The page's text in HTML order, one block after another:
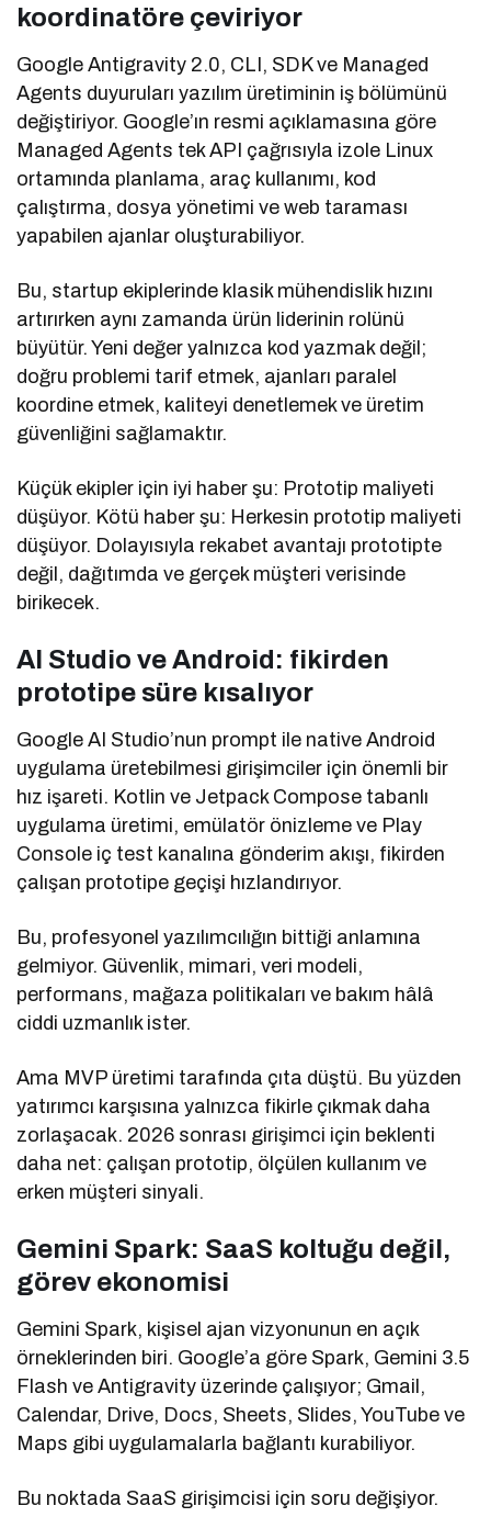
koordinatöre çeviriyor
Google Antigravity 2.0, CLI, SDK ve Managed
Agents duyuruları yazılım üretiminin iş bölümünü
değiştiriyor. Google’ın resmi açıklamasına göre
Managed Agents tek API çağrısıyla izole Linux
ortamında planlama, araç kullanımı, kod
çalıştırma, dosya yönetimi ve web taraması
yapabilen ajanlar oluşturabiliyor.
Bu, startup ekiplerinde klasik mühendislik hızını
artırırken aynı zamanda ürün liderinin rolünü
büyütür. Yeni değer yalnızca kod yazmak değil;
doğru problemi tarif etmek, ajanları paralel
koordine etmek, kaliteyi denetlemek ve üretim
güvenliğini sağlamaktır.
Küçük ekipler için iyi haber şu: Prototip maliyeti
düşüyor. Kötü haber şu: Herkesin prototip maliyeti
düşüyor. Dolayısıyla rekabet avantajı prototipte
değil, dağıtımda ve gerçek müşteri verisinde
birikecek.
AI Studio ve Android: fikirden
prototipe süre kısalıyor
Google AI Studio’nun prompt ile native Android
uygulama üretebilmesi girişimciler için önemli bir
hız işareti. Kotlin ve Jetpack Compose tabanlı
uygulama üretimi, emülatör önizleme ve Play
Console iç test kanalına gönderim akışı, fikirden
çalışan prototipe geçişi hızlandırıyor.
Bu, profesyonel yazılımcılığın bittiği anlamına
gelmiyor. Güvenlik, mimari, veri modeli,
performans, mağaza politikaları ve bakım hâlâ
ciddi uzmanlık ister.
Ama MVP üretimi tarafında çıta düştü. Bu yüzden
yatırımcı karşısına yalnızca fikirle çıkmak daha
zorlaşacak. 2026 sonrası girişimci için beklenti
daha net: çalışan prototip, ölçülen kullanım ve
erken müşteri sinyali.
Gemini Spark: SaaS koltuğu değil,
görev ekonomisi
Gemini Spark, kişisel ajan vizyonunun en açık
örneklerinden biri. Google’a göre Spark, Gemini 3.5
Flash ve Antigravity üzerinde çalışıyor; Gmail,
Calendar, Drive, Docs, Sheets, Slides, YouTube ve
Maps gibi uygulamalarla bağlantı kurabiliyor.
Bu noktada SaaS girişimcisi için soru değişiyor.